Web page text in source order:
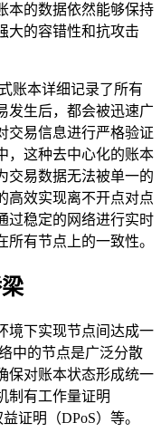
本的数据依然能够保持
大的容错性和抗攻击
账本详细记录了所有
发生后，都会被迅速广
交易信息进行严格验证
，这种去中心化的账本
交易数据无法被单一的
高效实现离不开点对点
过稳定的网络进行实时
有节点上的一致性。
境下实现节点间达成一
中的节点是广泛分散
保对账本状态形成统一
制有工作量证明
证明（DPoS）等。